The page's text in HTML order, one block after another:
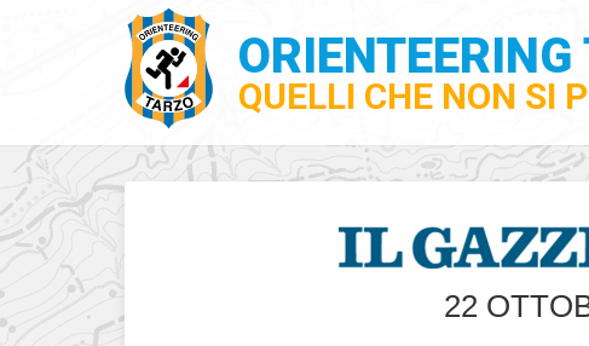
ORIENTEERING
QUELLI CHE NON SI
22